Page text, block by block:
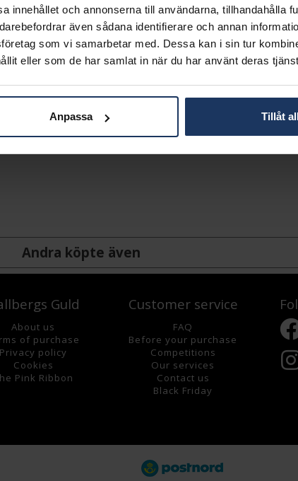
innehållet och annonserna till användarna, tillhandahålla
även sådana identifierare och annan
som vi samarbetar med. Dessa kan i sin tur
eller som de har samlat in när du har använt deras
Anpassa Tillåt
produkter och andra varianter
Andra köpte även
Guld
About us
of purchase
Privacy policy
Cookies
Pink Ribbon
Customer service
FAQ
Before your purchase
Competitions
Our services
Contact us
Black Friday